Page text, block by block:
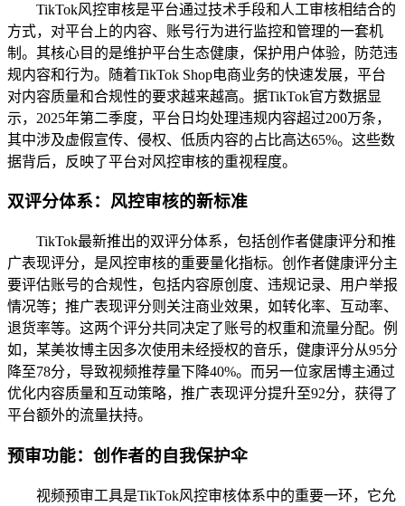
TikTok风控审核是平台通过技术手段和人工审核相结合的
方式，对平台上的内容、账号行为进行监控和管理的一套机
制。其核心目的是维护平台生态健康，保护用户体验，防范违
规内容和行为。随着TikTok Shop电商业务的快速发展，平台
对内容质量和合规性的要求越来越高。据TikTok官方数据显
示，2025年第二季度，平台日均处理违规内容超过200万条，
其中涉及虚假宣传、侵权、低质内容的占比高达65%。这些数
据背后，反映了平台对风控审核的重视程度。
双评分体系：风控审核的新标准
TikTok最新推出的双评分体系，包括创作者健康评分和推
广表现评分，是风控审核的重要量化指标。创作者健康评分主
要评估账号的合规性，包括内容原创度、违规记录、用户举报
情况等；推广表现评分则关注商业效果，如转化率、互动率、
退货率等。这两个评分共同决定了账号的权重和流量分配。例
如，某美妆博主因多次使用未经授权的音乐，健康评分从95分
降至78分，导致视频推荐量下降40%。而另一位家居博主通过
优化内容质量和互动策略，推广表现评分提升至92分，获得了
平台额外的流量扶持。
预审功能：创作者的自我保护伞
视频预审工具是TikTok风控审核体系中的重要一环，它允